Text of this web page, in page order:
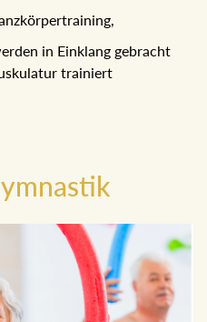
in Einklang gebracht
trainiert